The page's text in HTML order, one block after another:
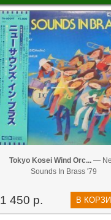
Tokyo Kosei Wind Orc... —
Sounds In Brass '79
1 450 р. В